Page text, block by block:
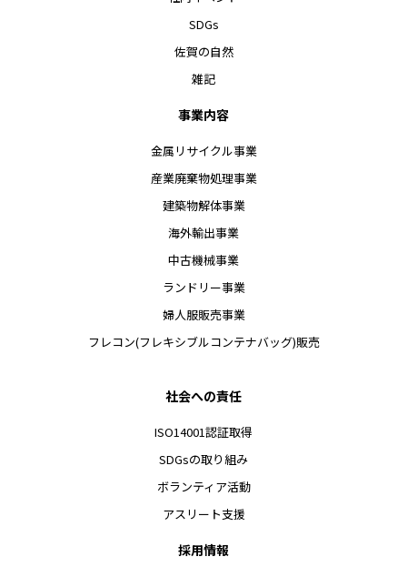
SDGs
佐賀の自然
雑記
事業内容
金属リサイクル事業
産業廃棄物処理事業
建築物解体事業
海外輸出事業
中古機械事業
ランドリー事業
婦人服販売事業
フレコン(フレキシブルコンテナバッグ)販売
社会への責任
ISO14001認証取得
SDGsの取り組み
ボランティア活動
アスリート支援
採用情報